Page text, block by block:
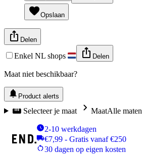
Opslaan
Delen
Enkel NL shops Delen
Maat niet beschikbaar?
Product alerts
Selecteer je maat MaatAlle maten
2-10 werkdagen
€7,99 - Gratis vanaf €250
30 dagen op eigen kosten